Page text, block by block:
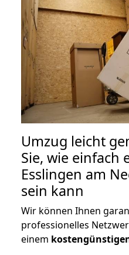
Umzug leicht
Sie, wie einfach
Esslingen am
sein kann
Wir können Ihnen
professionelles
einem